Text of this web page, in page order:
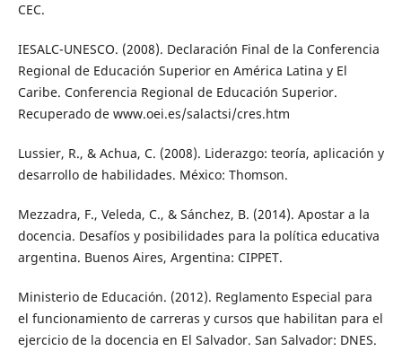
CEC.
IESALC-UNESCO. (2008). Declaración Final de la Conferencia
Regional de Educación Superior en América Latina y El
Caribe. Conferencia Regional de Educación Superior.
Recuperado de www.oei.es/salactsi/cres.htm
Lussier, R., & Achua, C. (2008). Liderazgo: teoría, aplicación y
desarrollo de habilidades. México: Thomson.
Mezzadra, F., Veleda, C., & Sánchez, B. (2014). Apostar a la
docencia. Desafíos y posibilidades para la política educativa
argentina. Buenos Aires, Argentina: CIPPET.
Ministerio de Educación. (2012). Reglamento Especial para
el funcionamiento de carreras y cursos que habilitan para el
ejercicio de la docencia en El Salvador. San Salvador: DNES.